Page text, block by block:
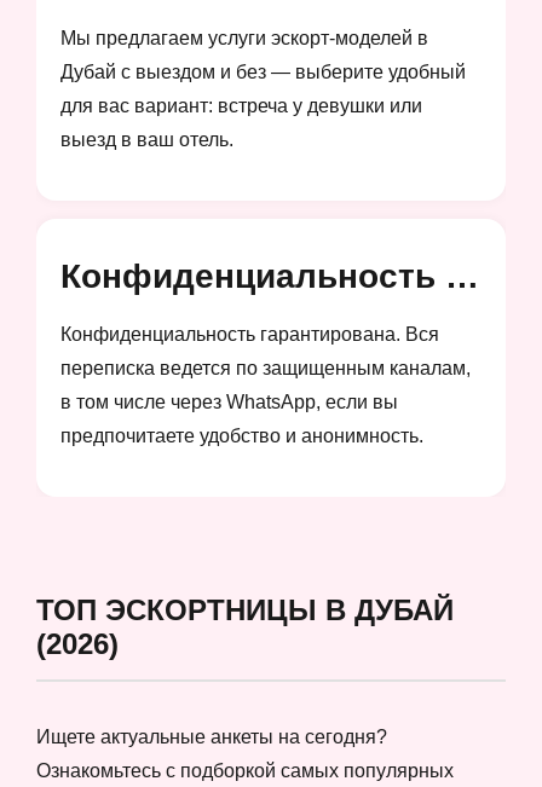
Мы предлагаем услуги эскорт-моделей в
Дубай с выездом и без — выберите удобный
для вас вариант: встреча у девушки или
выезд в ваш отель.
Конфиденциальность и анонимность
Конфиденциальность гарантирована. Вся
переписка ведется по защищенным каналам,
в том числе через WhatsApp, если вы
предпочитаете удобство и анонимность.
ТОП ЭСКОРТНИЦЫ В ДУБАЙ
(2026)
Ищете актуальные анкеты на сегодня?
Ознакомьтесь с подборкой самых популярных